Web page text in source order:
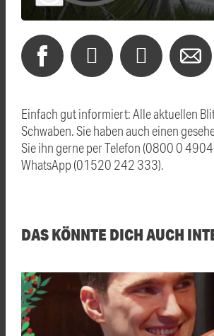
Einfach gut informiert: Alle aktuellen
Schwaben. Sie haben auch einen
Sie ihn gerne per Telefon (0800 0
WhatsApp (01520 242 333).
DAS KÖNNTE DICH AUCH